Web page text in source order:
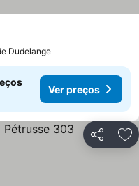
Dudelange
Ver preços
Partilhar